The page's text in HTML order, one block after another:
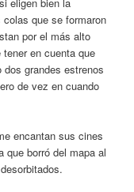
que se formaron
por el más alto
en cuenta que
grandes estrenos
de vez en cuando
encantan sus cines
que borró del mapa al